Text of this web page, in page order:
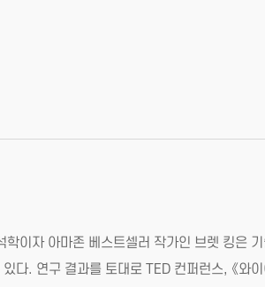
학이자 아마존 베스트셀러 작가인 브렛 킹은
다. 연구 결과를 토대로 TED 컨퍼런스, 《